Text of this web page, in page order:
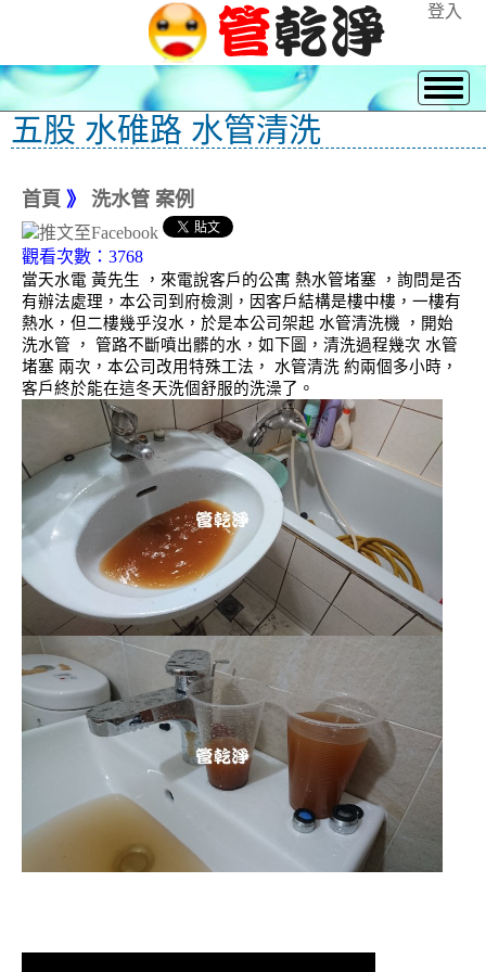
登入
五股 水碓路 水管清洗
首頁 》 洗水管 案例
觀看次數：3768
當天水電 黃先生 ，來電說客戶的公寓 熱水管堵塞 ，詢問是否
有辦法處理，本公司到府檢測，因客戶結構是樓中樓，一樓有
熱水，但二樓幾乎沒水，於是本公司架起 水管清洗機 ，開始
洗水管 ， 管路不斷噴出髒的水，如下圖，清洗過程幾次 水管
堵塞 兩次，本公司改用特殊工法， 水管清洗 約兩個多小時，
客戶終於能在這冬天洗個舒服的洗澡了。